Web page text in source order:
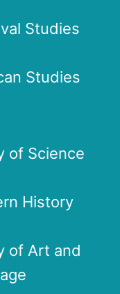
Studies
Studies
of Science
History
of Art and